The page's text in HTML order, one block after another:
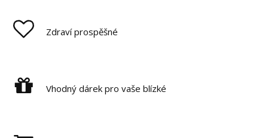
Zdraví prospěšné
Vhodný dárek pro vaše blízké